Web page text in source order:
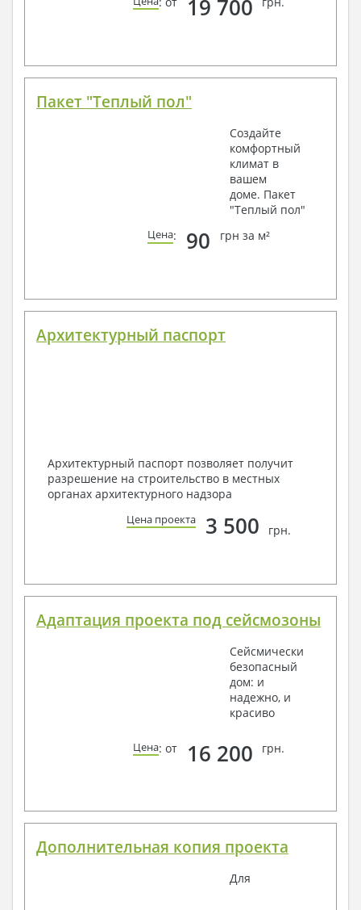
19 700
Пакет "Теплый пол"
Создайте
комфортный
климат в
вашем
доме. Пакет
"Теплый пол"
Цена: 90 грн за м²
Архитектурный паспорт
Архитектурный паспорт позволяет получит
разрешение на строительство в местных
органах архитектурного надзора
Цена проекта 3 500 грн.
Адаптация проекта под сейсмозоны
Сейсмически
безопасный
дом: и
надежно, и
красиво
Цена: от 16 200 грн.
Дополнительная копия проекта
Для